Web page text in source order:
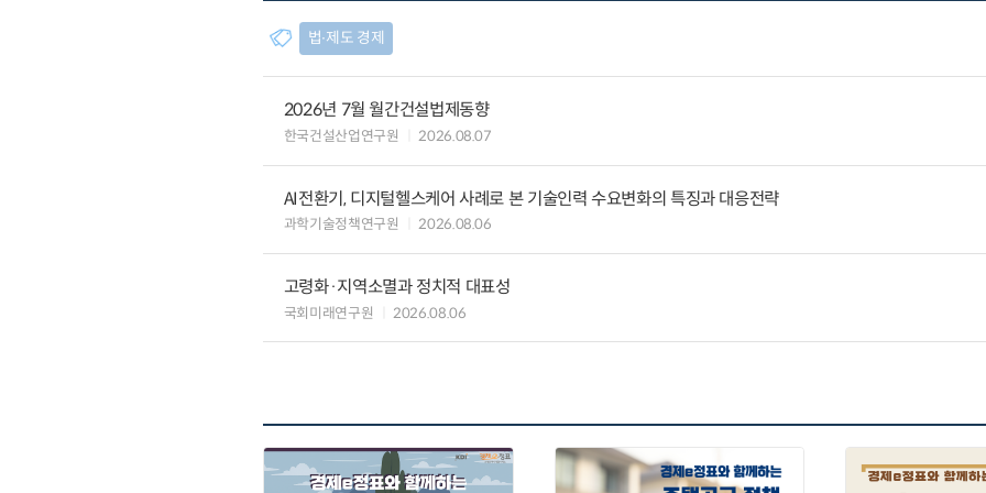
법∙제도 경제
2026년 7월 월간건설법제동향
한국건설산업연구원 2026.08.07
AI전환기, 디지털헬스케어 사례로 본 기술인력 수요변화의 특징과 대응전략
과학기술정책연구원 2026.08.06
고령화·지역소멸과 정치적 대표성
국회미래연구원 2026.08.06